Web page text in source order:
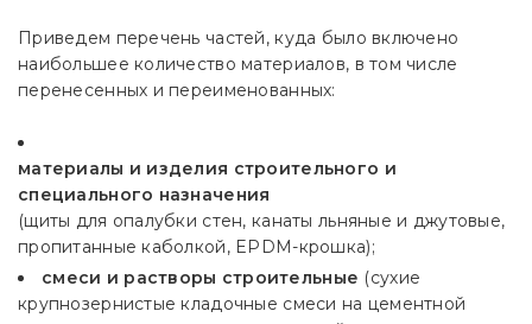
Приведем перечень частей, куда было включено
наибольшее количество материалов, в том числе
перенесенных и переименованных:
материалы и изделия строительного и
специального назначения
(щиты для опалубки стен, канаты льняные и джутовые,
пропитанные каболкой, EPDM-крошка);
смеси и растворы строительные (сухие
крупнозернистые кладочные смеси на цементной